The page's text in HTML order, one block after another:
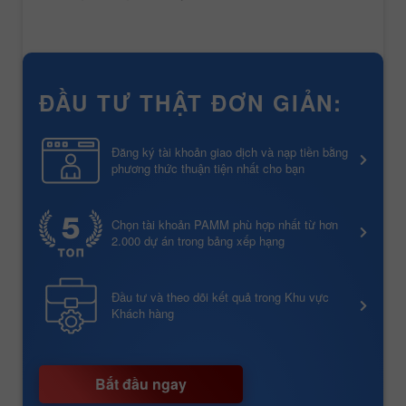
ĐẦU TƯ THẬT ĐƠN GIẢN:
Đăng ký tài khoản giao dịch và nạp tiền bằng
phương thức thuận tiện nhất cho bạn
Chọn tài khoản PAMM phù hợp nhất từ hơn
2.000 dự án trong bảng xếp hạng
Đầu tư và theo dõi kết quả trong Khu vực
Khách hàng
Bắt đầu ngay